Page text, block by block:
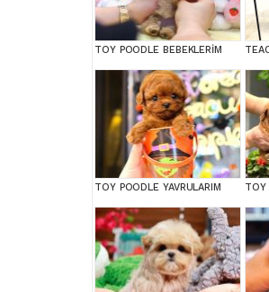
TOY POODLE BEBEKLERİM
TOY POODLE YAVRULARIM TOY